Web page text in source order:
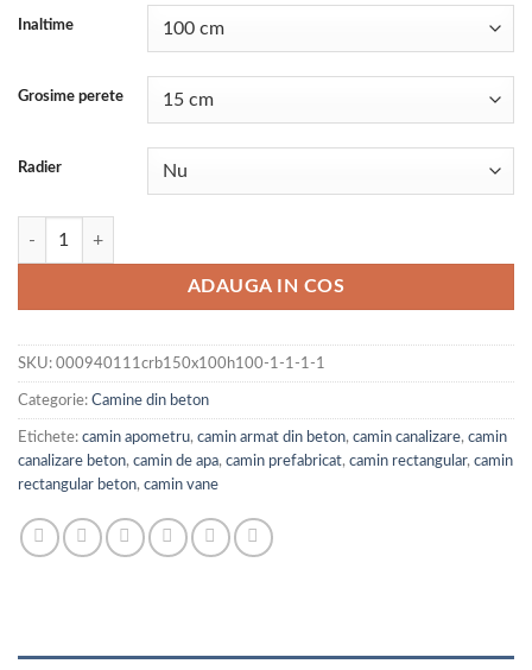
Inaltime
Grosime perete
Radier
Cantitate Camin rectangular armat din beton dimensiune interioara
ADAUGA IN COS
SKU: 000940111crb150x100h100-1-1-1-1
Categorie: Camine din beton
Etichete: camin apometru, camin armat din beton, camin canalizare, camin
canalizare beton, camin de apa, camin prefabricat, camin rectangular, camin
rectangular beton, camin vane